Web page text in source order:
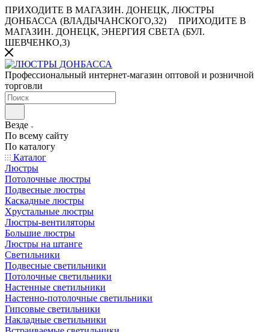
ПРИХОДИТЕ В МАГАЗИН. ДОНЕЦК, ЛЮСТРЫ
ДОНБАССА (ВЛАДЫЧАНСКОГО,32)
ПРИХОДИТЕ В
МАГАЗИН. ДОНЕЦК, ЭНЕРГИЯ СВЕТА (БУЛ.
ШЕВЧЕНКО,3)
Профессиональный интернет-магазин оптовой и розничной
торговли
Везде
По всему сайту
По каталогу
Каталог
Люстры
Потолочные люстры
Подвесные люстры
Каскадные люстры
Хрустальные люстры
Люстры-вентиляторы
Большие люстры
Люстры на штанге
Светильники
Подвесные светильники
Потолочные светильники
Настенные светильники
Настенно-потолочные светильники
Гипсовые светильники
Накладные светильники